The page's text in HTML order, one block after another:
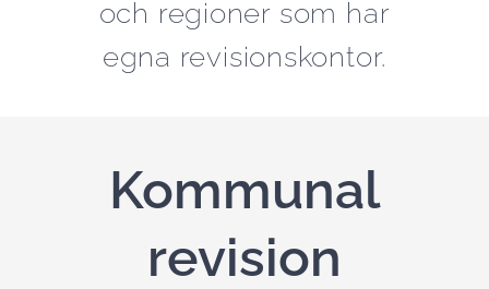
och regioner som har
egna revisionskontor.
Kommunal
revision